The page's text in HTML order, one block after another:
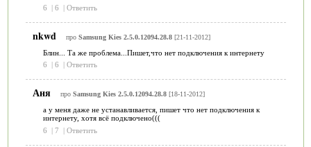
6
| 6 | Ответить
nkwd про Samsung Kies 2.5.0.12094.28.8[21-11-2012]
Блин... Та же проблема...Пишет,что нет подключения к интернету
6
| 6 | Ответить
Аня про Samsung Kies 2.5.0.12094.28.8[18-11-2012]
а у меня даже не устанавливается, пишет что нет подключения к
интернету, хотя всё подключено(((
6
| 7 | Ответить